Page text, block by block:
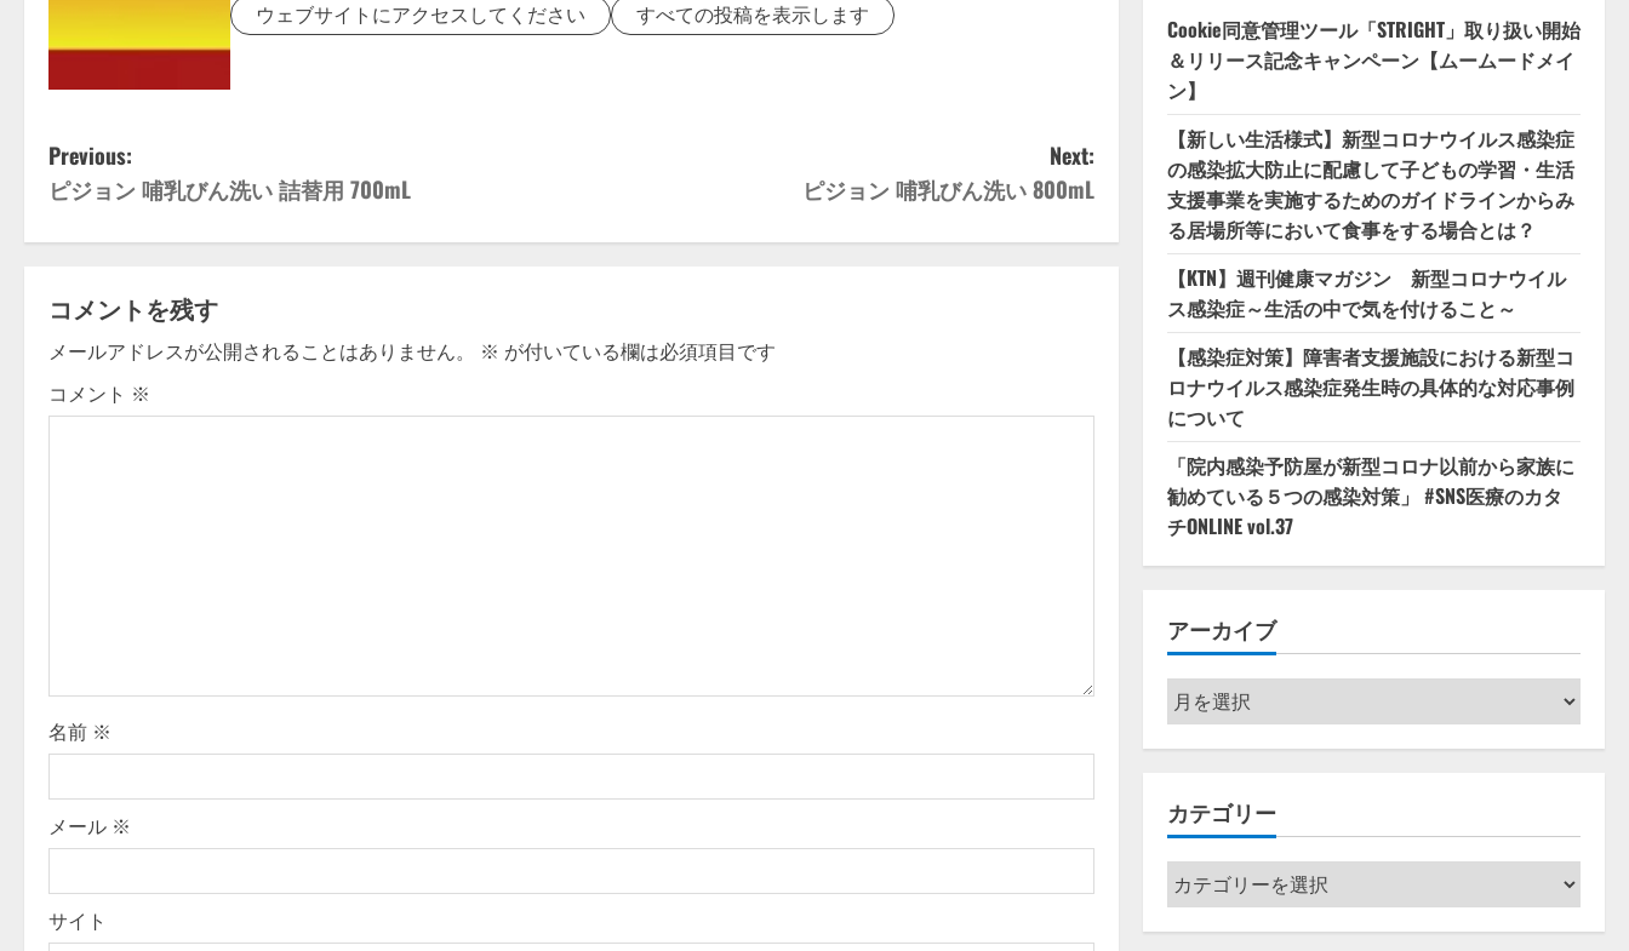
ウェブサイトにアクセスしてください すべての投稿を表示します
P
o
s
t
n
a
i
o
n
Previous:
ピジョン 哺乳びん洗い 詰替用 700mL
Next:
ピジョン 哺乳びん洗い 800mL
コメントを残す
メールアドレスが公開されることはありません。 ※ が付いている欄は必須項目です
コメント ※
名前 ※
メール ※
サイト
Cookie同意管理ツール「STRIGHT」取り扱い開始
＆リリース記念キャンペーン【ムームードメイ
ン】
【新しい生活様式】新型コロナウイルス感染症
の感染拡大防止に配慮して子どもの学習・生活
支援事業を実施するためのガイドラインからみ
る居場所等において食事をする場合とは？
【KTN】週刊健康マガジン 新型コロナウイル
ス感染症～生活の中で気を付けること～
【感染症対策】障害者支援施設における新型コ
ロナウイルス感染症発生時の具体的な対応事例
について
「院内感染予防屋が新型コロナ以前から家族に
勧めている５つの感染対策」 #SNS医療のカタ
チONLINE vol.37
アーカイブ
ア
ー
カ
ブ
カテゴリー
カ
テ
ゴ